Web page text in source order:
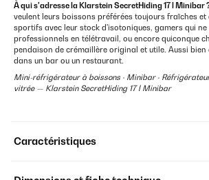
À qui s'adresse la Klarstein SecretHiding 17 l Minibar
veulent leurs boissons préférées toujours fraîches et
sportifs avec leur stock d'isotoniques, gamers qui
professionnels en télétravail, ou encore quiconque
pendaison de crémaillère original et utile. Aussi bien
dans un bar ou un restaurant.
Mini-réfrigérateur à boissons · Minibar ·
vitrée — Klarstein SecretHiding 17 l Minibar
Caractéristiques